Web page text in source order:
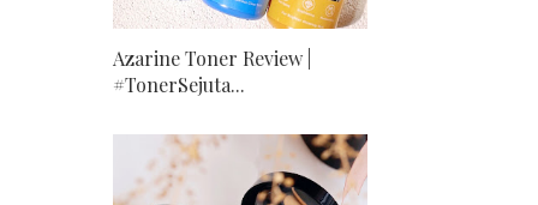
Azarine Toner Review |
#TonerSejuta...